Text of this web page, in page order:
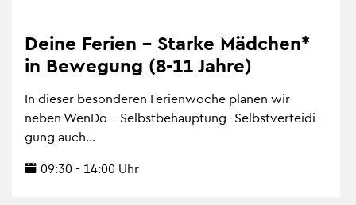
Deine Fe­ri­en – Star­ke Mäd­chen*
in Be­we­gung (8-11 Jahre)
In die­ser be­son­de­ren Fe­ri­en­wo­che pla­nen wir
neben WenDo – Selbst­be­haup­tung- Selbst­ver­tei­di­
gung auch...
09:30 - 14:00 Uhr